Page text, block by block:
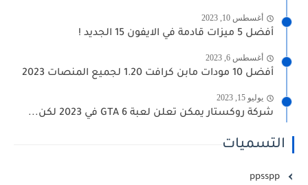
أغسطس 10, 2023
أفضل 5 ميزات قادمة في الايفون 15 الجديد !
أغسطس 6, 2023
أفضل 10 مودات مابن كرافت 1.20 لجميع المنصات 2023
يوليو 15, 2023
شركة روكستار يمكن تعلن لعبة GTA 6 في 2023 لكن...
التسميات
ppsspp